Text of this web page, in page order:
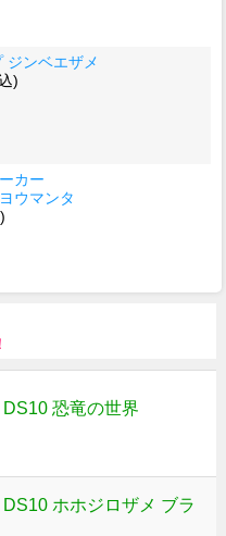
ジンベエザメ
)
カー
ウマンタ
恐竜の世界
ホホジロザメ ブラ